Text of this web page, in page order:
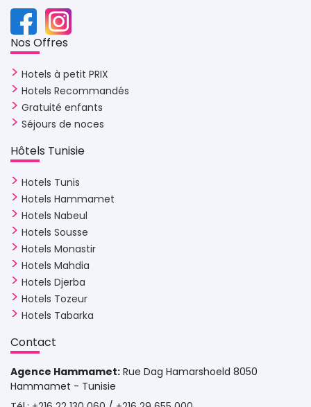
Nos Offres
Hotels à petit PRIX
Hotels Recommandés
Gratuité enfants
Séjours de noces
Hôtels Tunisie
Hotels Tunis
Hotels Hammamet
Hotels Nabeul
Hotels Sousse
Hotels Monastir
Hotels Mahdia
Hotels Djerba
Hotels Tozeur
Hotels Tabarka
Contact
Agence Hammamet: Rue Dag Hamarshoeld 8050
Hammamet - Tunisie